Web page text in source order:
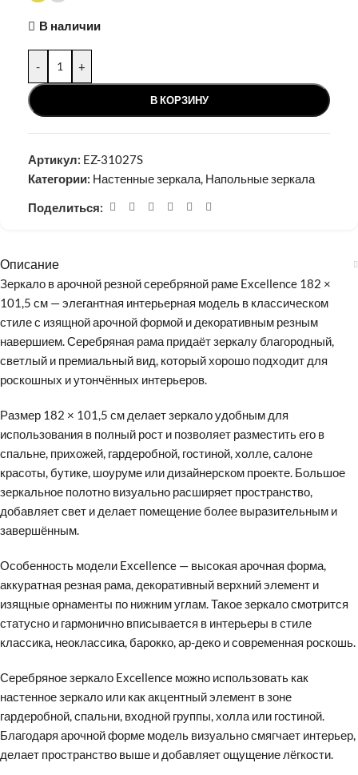
В наличии
- +
В КОРЗИНУ
Артикул: EZ-31027S
Категории: Настенные зеркала, Напольные зеркала
Поделиться:
Описание
Зеркало в арочной резной серебряной раме Excellence 182 ×
101,5 см — элегантная интерьерная модель в классическом
стиле с изящной арочной формой и декоративным резным
навершием. Серебряная рама придаёт зеркалу благородный,
светлый и премиальный вид, который хорошо подходит для
роскошных и утончённых интерьеров.
Размер 182 × 101,5 см делает зеркало удобным для
использования в полный рост и позволяет разместить его в
спальне, прихожей, гардеробной, гостиной, холле, салоне
красоты, бутике, шоуруме или дизайнерском проекте. Большое
зеркальное полотно визуально расширяет пространство,
добавляет свет и делает помещение более выразительным и
завершённым.
Особенность модели Excellence — высокая арочная форма,
аккуратная резная рама, декоративный верхний элемент и
изящные орнаменты по нижним углам. Такое зеркало смотрится
статусно и гармонично вписывается в интерьеры в стиле
классика, неоклассика, барокко, ар-деко и современная роскошь.
Серебряное зеркало Excellence можно использовать как
настенное зеркало или как акцентный элемент в зоне
гардеробной, спальни, входной группы, холла или гостиной.
Благодаря арочной форме модель визуально смягчает интерьер,
делает пространство выше и добавляет ощущение лёгкости.